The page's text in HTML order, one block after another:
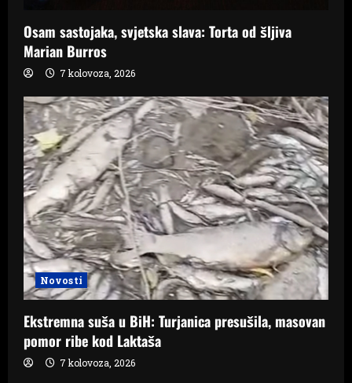
Osam sastojaka, svjetska slava: Torta od šljiva
Marian Burros
7 kolovoza, 2026
Novosti
Ekstremna suša u BiH: Turjanica presušila, masovan
pomor ribe kod Laktaša
7 kolovoza, 2026